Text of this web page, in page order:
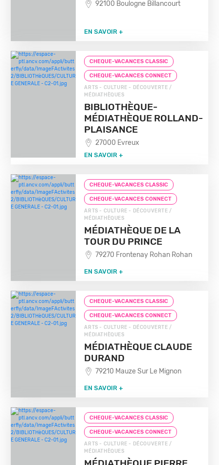
92100 Boulogne Billancourt
EN SAVOIR +
CHEQUE-VACANCES CLASSIC
CHEQUE-VACANCES CONNECT
ARTS - CULTURE - DÉCOUVERTE /
MÉDIATHÈQUES
BIBLIOTHÈQUE-
MÉDIATHÈQUE ROLLAND-
PLAISANCE
27000 Evreux
EN SAVOIR +
CHEQUE-VACANCES CLASSIC
CHEQUE-VACANCES CONNECT
ARTS - CULTURE - DÉCOUVERTE /
MÉDIATHÈQUES
MÉDIATHÈQUE DE LA
TOUR DU PRINCE
79270 Frontenay Rohan Rohan
EN SAVOIR +
CHEQUE-VACANCES CLASSIC
CHEQUE-VACANCES CONNECT
ARTS - CULTURE - DÉCOUVERTE /
MÉDIATHÈQUES
MÉDIATHÈQUE CLAUDE
DURAND
79210 Mauze Sur Le Mignon
EN SAVOIR +
CHEQUE-VACANCES CLASSIC
CHEQUE-VACANCES CONNECT
ARTS - CULTURE - DÉCOUVERTE /
MÉDIATHÈQUES